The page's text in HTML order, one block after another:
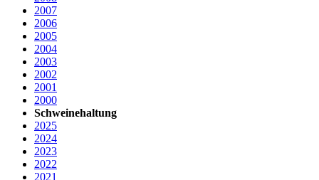
2007
2006
2005
2004
2003
2002
2001
2000
Schweinehaltung
2025
2024
2023
2022
2021